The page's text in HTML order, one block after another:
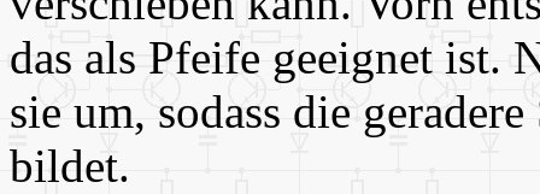
das als Pfeife geeignet ist.
sie um, sodass die
bildet.